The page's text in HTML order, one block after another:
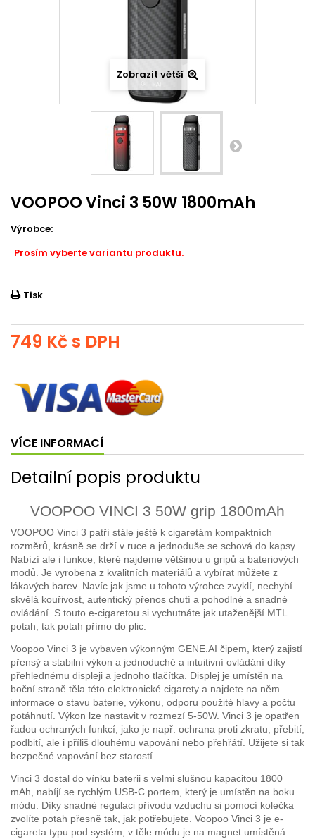
Zobrazit větší
VOOPOO Vinci 3 50W 1800mAh
Výrobce:
Prosím vyberte variantu produktu.
Tisk
749 Kčs DPH
VÍCE INFORMACÍ
Detailní popis produktu
VOOPOO VINCI 3 50W grip 1800mAh
VOOPOO Vinci 3 patří stále ještě k cigaretám kompaktních
rozměrů, krásně se drží v ruce a jednoduše se schová do kapsy.
Nabízí ale i funkce, které najdeme většinou u gripů a bateriových
modů. Je vyrobena z kvalitních materiálů a vybírat můžete z
lákavých barev. Navíc jak jsme u tohoto výrobce zvyklí, nechybí
skvělá kouřivost, autentický přenos chutí a pohodlné a snadné
ovládání. S touto e-cigaretou si vychutnáte jak utaženější MTL
potah, tak potah přímo do plic.
Voopoo Vinci 3 je vybaven výkonným GENE.AI čipem, který zajistí
přensý a stabilní výkon a jednoduché a intuitivní ovládání díky
přehlednému displeji a jednoho tlačítka. Displej je umístěn na
boční straně těla této elektronické cigarety a najdete na něm
informace o stavu baterie, výkonu, odporu použité hlavy a počtu
potáhnutí. Výkon lze nastavit v rozmezí 5-50W. Vinci 3 je opatřen
řadou ochraných funkcí, jako je např. ochrana proti zkratu, přebití,
podbití, ale i příliš dlouhému vapování nebo přehřátí. Užijete si tak
bezpečné vapování bez starostí.
Vinci 3 dostal do vínku baterii s velmi slušnou kapacitou 1800
mAh, nabíjí se rychlým USB-C portem, který je umístěn na boku
módu. Díky snadné regulaci přívodu vzduchu si pomocí kolečka
zvolíte potah přesně tak, jak potřebujete. Voopoo Vinci 3 je e-
cigareta typu pod systém, v těle módu je na magnet umístěná